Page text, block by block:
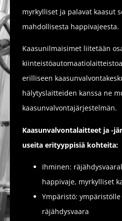
myrkylliset ja palavat kaasut
mahdollisesta happivajeesta.
Kaasunilmaisimet liitetään
erilliseen
hälytyslaitteiden kanssa ne
kaasunvalvontajärjestelmän.
Kaasunvalvontalaitteet ja -
useita erityyppisiä kohteita:
Ihminen:
happivaje, myrkylliset
Ympäristö:
räjähdysvaara